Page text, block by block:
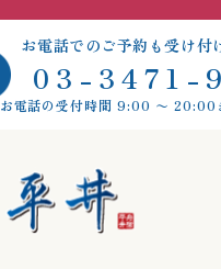
お電話でのご予約も受け付
03-3471-
お電話の受付時間 9:00 〜 20:00